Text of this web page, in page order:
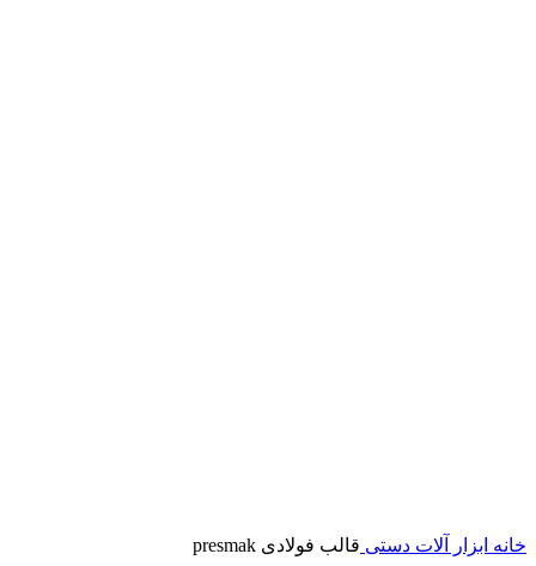
خانه ابزار آلات دستی قالب فولادی presmak